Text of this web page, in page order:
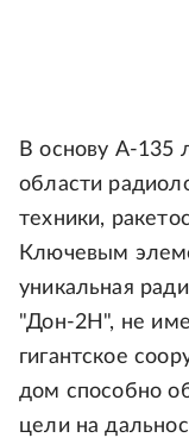
В основу А-135
области
техники,
Ключевым
уникальная
"Дон-2Н", не
гигантское
дом способно
цели на